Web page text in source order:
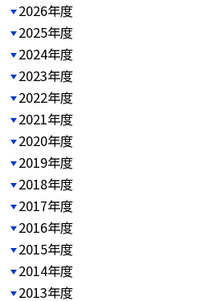
2026年度
2025年度
2024年度
2023年度
2022年度
2021年度
2020年度
2019年度
2018年度
2017年度
2016年度
2015年度
2014年度
2013年度